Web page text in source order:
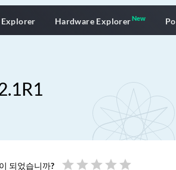
Hardware ExplorerNewNew
되었습니까? star star star star star